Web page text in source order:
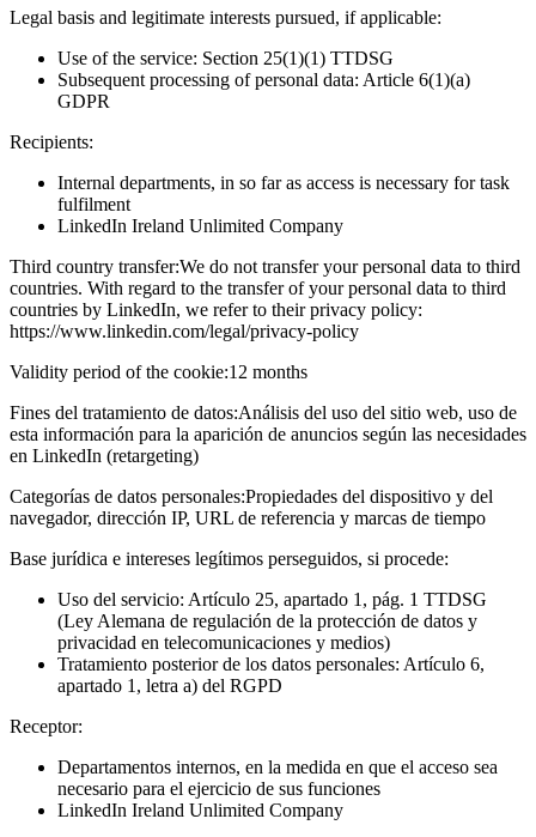
Legal basis and legitimate interests pursued, if applicable:
Use of the service: Section 25(1)(1) TTDSG
Subsequent processing of personal data: Article 6(1)(a)
GDPR
Recipients:
Internal departments, in so far as access is necessary for task
fulfilment
LinkedIn Ireland Unlimited Company
Third country transfer:We do not transfer your personal data to third
countries. With regard to the transfer of your personal data to third
countries by LinkedIn, we refer to their privacy policy:
https://www.linkedin.com/legal/privacy-policy
Validity period of the cookie:12 months
Fines del tratamiento de datos:Análisis del uso del sitio web, uso de
esta información para la aparición de anuncios según las necesidades
en LinkedIn (retargeting)
Categorías de datos personales:Propiedades del dispositivo y del
navegador, dirección IP, URL de referencia y marcas de tiempo
Base jurídica e intereses legítimos perseguidos, si procede:
Uso del servicio: Artículo 25, apartado 1, pág. 1 TTDSG
(Ley Alemana de regulación de la protección de datos y
privacidad en telecomunicaciones y medios)
Tratamiento posterior de los datos personales: Artículo 6,
apartado 1, letra a) del RGPD
Receptor:
Departamentos internos, en la medida en que el acceso sea
necesario para el ejercicio de sus funciones
LinkedIn Ireland Unlimited Company